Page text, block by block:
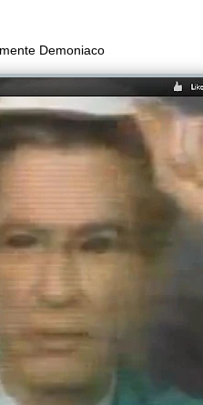
Demoniaco